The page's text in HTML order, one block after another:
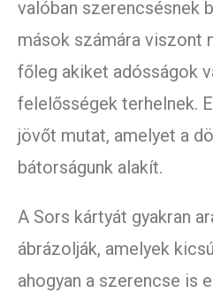
valóban szerencsésnek
mások számára viszont
főleg akiket adósságok
felelősségek terhelnek.
jövőt mutat, amelyet a
bátorságunk alakít.
A Sors kártyát gyakran
ábrázolják, amelyek
ahogyan a szerencse is